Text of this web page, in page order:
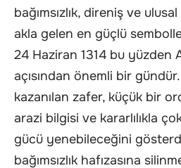
bağımsızlık, direniş ve
akla gelen en güçlü
24 Haziran 1314 bu yüzden
açısından önemli bir
kazanılan zafer, küçük bir
arazi bilgisi ve kararlılıkla
gücü yenebileceğini
bağımsızlık hafızasına